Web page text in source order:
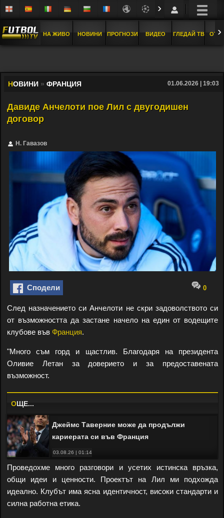
›
НА ЖИВО НОВИНИ ПРОГНОЗИ ВИДЕО ГЛЕДАЙ ТВ ›
НОВИНИ » ФРАНЦИЯ 01.06.2026 | 19:03
Давиде Анчелоти пое Лил с двугодишен
договор
Н. Гавазов
Сподели 0
След назначението си Анчелоти не скри задоволството си
от възможността да застане начело на един от водещите
клубове във Франция.
"Много съм горд и щастлив. Благодаря на президента
Оливие Летан за доверието и за предоставената
възможност.
OЩЕ...
03.08.26 | 01:14
Джеймс Таверние може да продължи
кариерата си във Франция
Проведохме много разговори и усетих истинска връзка,
общи идеи и ценности. Проектът на Лил ми подхожда
идеално. Клубът има ясна идентичност, високи стандарти и
силна работна етика.